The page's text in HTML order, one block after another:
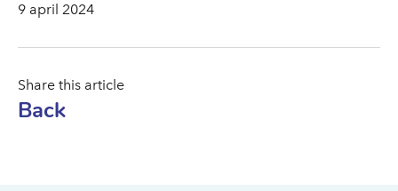
9 april 2024
Share this article
Back